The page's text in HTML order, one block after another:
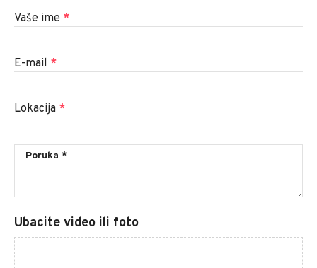
Vaše ime *
E-mail *
Lokacija *
Ubacite video ili foto